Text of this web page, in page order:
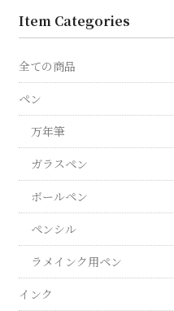
Item Categories
全ての商品
ペン
万年筆
ガラスペン
ボールペン
ペンシル
ラメインク用ペン
インク